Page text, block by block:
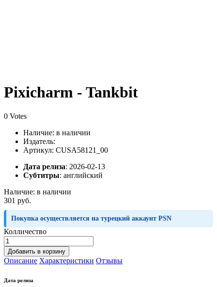
Pixicharm - Tankbit
0 Votes
Наличие: в наличии
Издатель:
Артикул: CUSA58121_00
Дата релиза: 2026-02-13
Субтитры: английский
Наличие: в наличии
301 руб.
Покупка осуществляется на турецкий аккаунт PSN
Колличество
Добавить в корзину
Описание Характеристики Отзывы
Дата релиза